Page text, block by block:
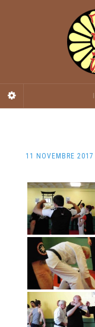
11 NOVEMBRE 2017